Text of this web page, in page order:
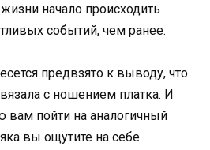
начало происходить
событий, чем ранее.
предвзято к выводу, что
с ношением платка. И
вам пойти на аналогичный
вы ощутите на себе